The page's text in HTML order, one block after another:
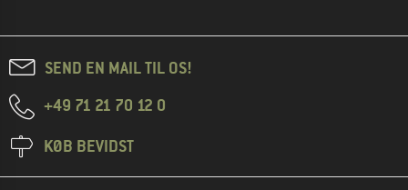
SEND EN MAIL TIL OS!
+49 71 21 70 12 0
KØB BEVIDST